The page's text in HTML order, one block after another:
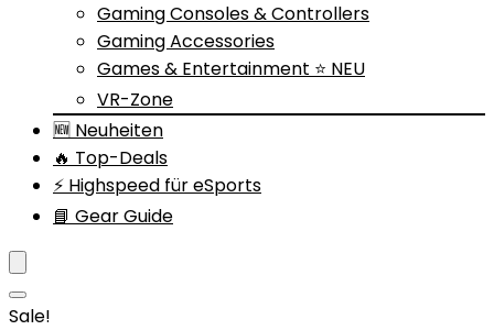
Gaming Consoles & Controllers
Gaming Accessories
Games & Entertainment ⭐ NEU
VR-Zone
🆕 Neuheiten
🔥 Top-Deals
⚡ Highspeed für eSports
📘 Gear Guide
Sale!